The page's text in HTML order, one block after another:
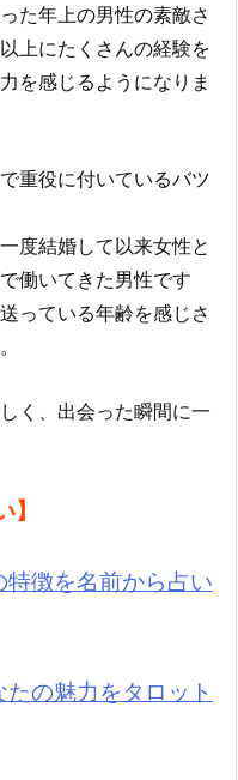
た年上の男性の素敵さ
上にたくさんの経験を
を感じるようになりま
重役に付いているバツ
度結婚して以来女性と
働いてきた男性です
っている年齢を感じさ
く、出会った瞬間に一
】
徴を名前から占い
の魅力をタロット